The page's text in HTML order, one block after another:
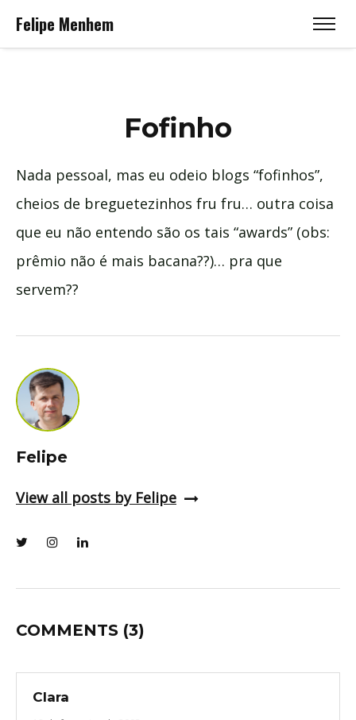
Felipe Menhem
Fofinho
Nada pessoal, mas eu odeio blogs “fofinhos”,
cheios de breguetezinhos fru fru… outra coisa
que eu não entendo são os tais “awards” (obs:
prêmio não é mais bacana??)… pra que
servem??
Felipe
View all posts by Felipe
COMMENTS (3)
Clara